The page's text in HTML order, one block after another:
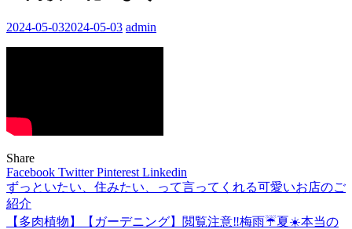
2024-05-032024-05-03 admin
Share
Facebook TwitterPinterest Linkedin
投
稿
ずっといたい、住みたい、って言ってくれる可愛いお店のご
紹介
【多肉植物】【ガーデニング】閲覧注意‼️梅雨☔夏☀️本当の